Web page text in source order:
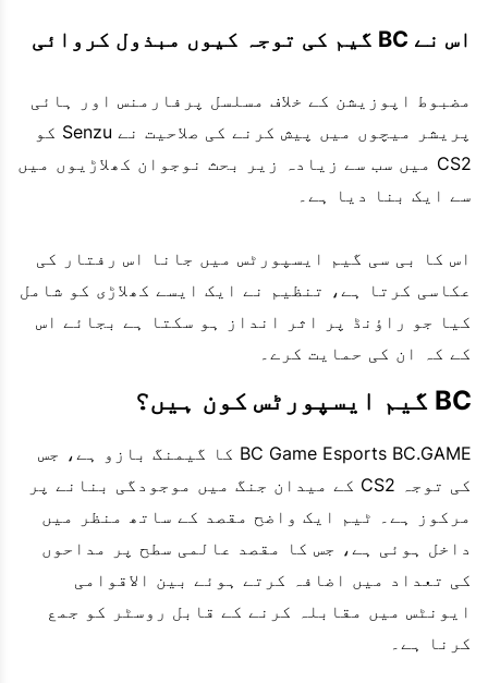
اس نے BC گیم کی توجہ کیوں مبذول کروائی
مضبوط اپوزیشن کے خلاف مسلسل پرفارمنس اور ہائی
پریشر میچوں میں پیش کرنے کی صلاحیت نے Senzu کو
CS2 میں سب سے زیادہ زیر بحث نوجوان کھلاڑیوں میں
سے ایک بنا دیا ہے۔
اس کا بی سی گیم ایسپورٹس میں جانا اس رفتار کی
عکاسی کرتا ہے، تنظیم نے ایک ایسے کھلاڑی کو شامل
کیا جو راؤنڈ پر اثر انداز ہو سکتا ہے بجائے اس
کے کہ ان کی حمایت کرے۔
BC گیم ایسپورٹس کون ہیں؟
BC Game Esports BC.GAME کا گیمنگ بازو ہے، جس
کی توجہ CS2 کے میدان جنگ میں موجودگی بنانے پر
مرکوز ہے۔ ٹیم ایک واضح مقصد کے ساتھ منظر میں
داخل ہوئی ہے، جس کا مقصد عالمی سطح پر مداحوں
کی تعداد میں اضافہ کرتے ہوئے بین الاقوامی
ایونٹس میں مقابلہ کرنے کے قابل روسٹر کو جمع
کرنا ہے۔